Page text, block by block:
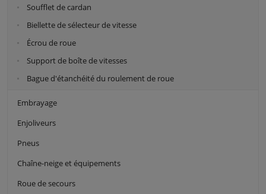
Soufflet de cardan
Biellette de sélecteur de vitesse
Écrou de roue
Support de boîte de vitesses
Bague d'étanchéité du roulement de roue
Embrayage
Enjoliveurs
Pneus
Chaîne-neige et équipements
Roue de secours